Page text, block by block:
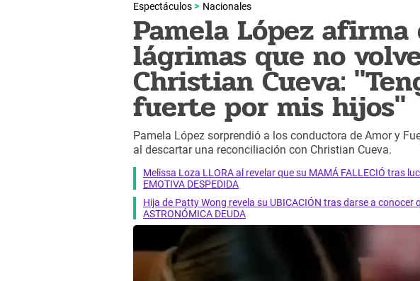
Espectáculos Nacionales
Pamela López
lágrimas que no
Christian Cueva:
fuerte por mis hijos"
Pamela López sorprendió a los conductora de Amor y
al descartar una reconciliación con Christian Cueva.
Melissa Loza LLORA al revelar que su MAMÁ FALLECIÓ tras
EMOTIVA DESPEDIDA
Hija de Patty Wong revela su UBICACIÓN tras darse a conocer
ASTRONÓMICA DEUDA